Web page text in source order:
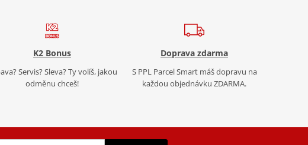
K2 Bonus
Servis? Sleva? Ty volíš, jakou
odměnu chceš!
Doprava zdarma
S PPL Parcel Smart máš dopravu na
každou objednávku ZDARMA.